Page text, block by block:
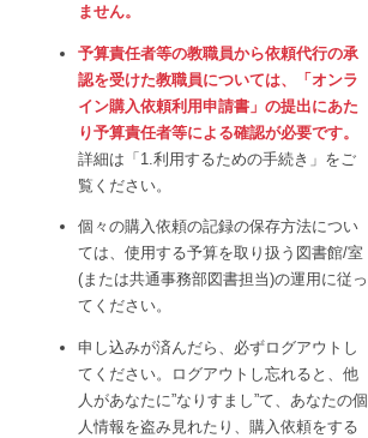
ません。
予算責任者等の教職員から依頼代行の承
認を受けた教職員については、「オンラ
イン購入依頼利用申請書」の提出にあた
り予算責任者等による確認が必要です。
詳細は「1.利用するための手続き」をご
覧ください。
個々の購入依頼の記録の保存方法につい
ては、使用する予算を取り扱う図書館/室
(または共通事務部図書担当)の運用に従っ
てください。
申し込みが済んだら、必ずログアウトし
てください。ログアウトし忘れると、他
人があなたに”なりすまし”て、あなたの個
人情報を盗み見れたり、購入依頼をする